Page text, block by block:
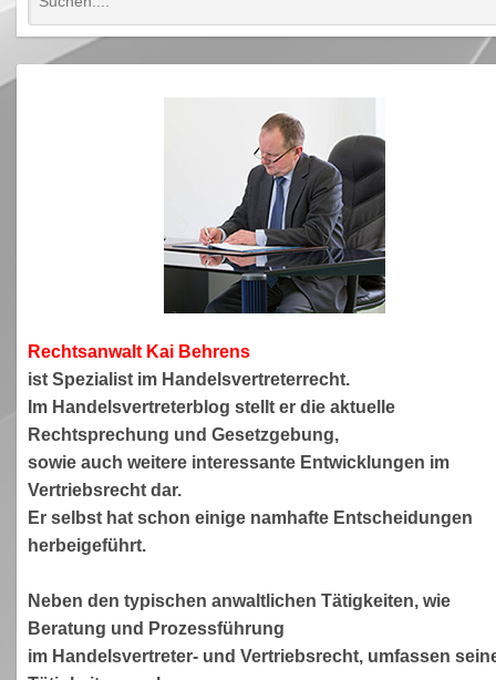
Rechtsanwalt Kai Behrens
ist Spezialist im Handelsvertreterrecht.
Im Handelsvertreterblog stellt er die aktuelle
Rechtsprechung und Gesetzgebung,
sowie auch weitere interessante Entwicklungen im
Vertriebsrecht dar.
Er selbst hat schon einige namhafte Entscheidungen
herbeigeführt.
Neben den typischen anwaltlichen Tätigkeiten, wie
Beratung und Prozessführung
im Handelsvertreter- und Vertriebsrecht, umfassen